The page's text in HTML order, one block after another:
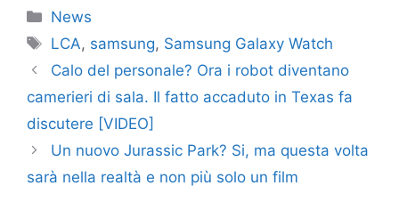
Categorie
News
Tag
LCA, samsung, Samsung Galaxy Watch
Calo del personale? Ora i robot diventano
camerieri di sala. Il fatto accaduto in Texas fa
discutere [VIDEO]
Un nuovo Jurassic Park? Si, ma questa volta
sarà nella realtà e non più solo un film